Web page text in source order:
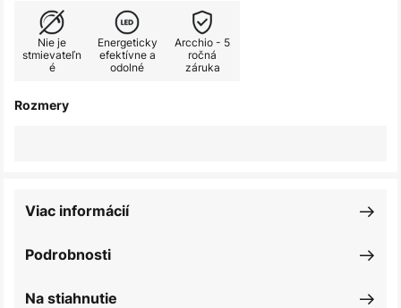
Nie je
stmievateľn
é
Energeticky
efektívne a
odolné
Arcchio - 5
ročná
záruka
Rozmery
Podrobnosti
Viac informácií
Na stiahnutie